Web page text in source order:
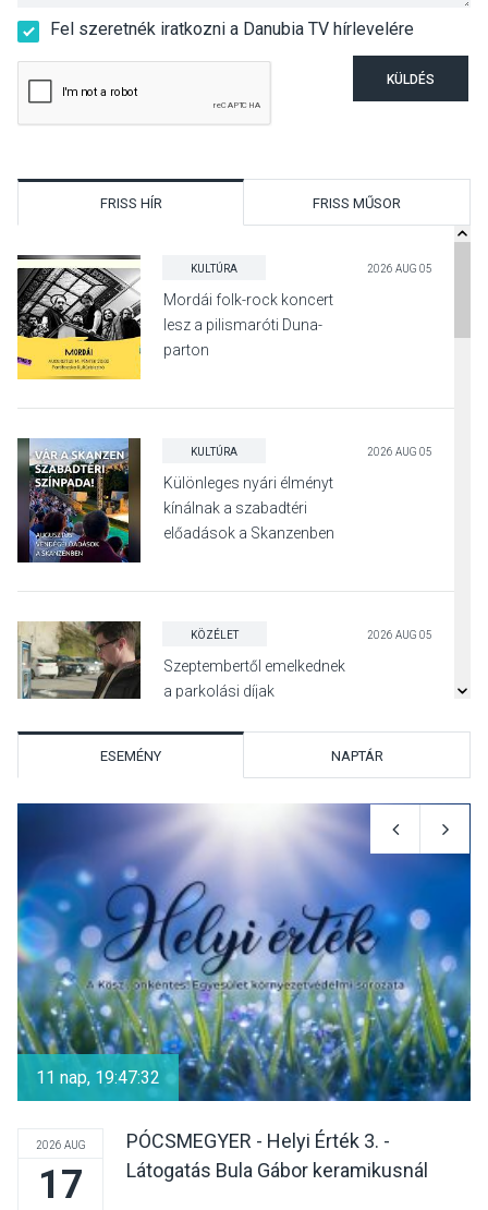
Fel szeretnék iratkozni a Danubia TV hírlevelére
KÜLDÉS
FRISS HÍR FRISS MŰSOR
KULTÚRA 2026 AUG 05
Mordái folk-rock koncert
lesz a pilismaróti Duna-
parton
KULTÚRA 2026 AUG 05
Különleges nyári élményt
kínálnak a szabadtéri
előadások a Skanzenben
KÖZÉLET 2026 AUG 05
Szeptembertől emelkednek
a parkolási díjak
Nőtt a fontosabb nyári
gyümölcsök
termésmennyisége
KULTÚRA 2026 AUG 04
Bogdányban programokkal
teli búcsúhétvége lesz
ESEMÉNY NAPTÁR
11 nap, 19:47:32
2026 AUG
17
PÓCSMEGYER - Helyi Érték 3. -
Látogatás Bula Gábor keramikusnál